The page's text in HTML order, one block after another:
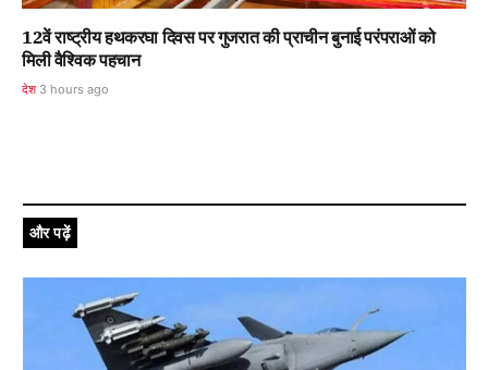
12वें राष्ट्रीय हथकरघा दिवस पर गुजरात की प्राचीन बुनाई परंपराओं को
मिली वैश्विक पहचान
देश 3 hours ago
और पढ़ें